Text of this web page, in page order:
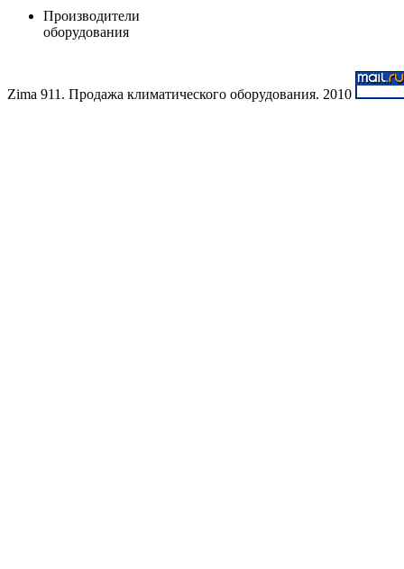
Производители
оборудования
Zima 911. Продажа климатического оборудования. 2010